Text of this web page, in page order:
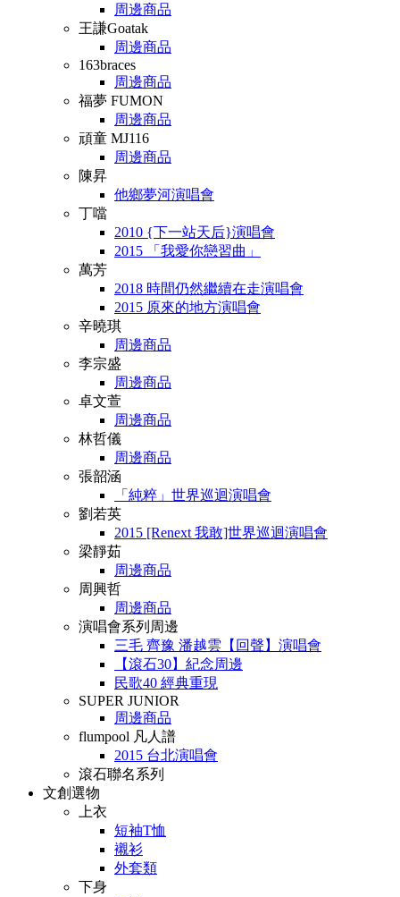
周邊商品
王謙Goatak
周邊商品
163braces
周邊商品
福夢 FUMON
周邊商品
頑童 MJ116
周邊商品
陳昇
他鄉夢河演唱會
丁噹
2010 {下一站天后}演唱會
2015 「我愛你戀習曲」
萬芳
2018 時間仍然繼續在走演唱會
2015 原來的地方演唱會
辛曉琪
周邊商品
李宗盛
周邊商品
卓文萱
周邊商品
林哲儀
周邊商品
張韶涵
「純粹」世界巡迴演唱會
劉若英
2015 [Renext 我敢]世界巡迴演唱會
梁靜茹
周邊商品
周興哲
周邊商品
演唱會系列周邊
三毛 齊豫 潘越雲【回聲】演唱會
【滾石30】紀念周邊
民歌40 經典重現
SUPER JUNIOR
周邊商品
flumpool 凡人譜
2015 台北演唱會
滾石聯名系列
文創選物
上衣
短袖T恤
襯衫
外套類
下身